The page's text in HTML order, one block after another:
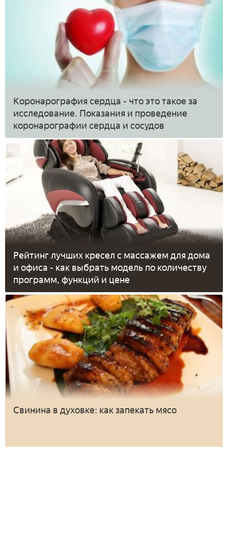
Коронарография сердца - что это такое за
исследование. Показания и проведение
коронарографии сердца и сосудов
Рейтинг лучших кресел с массажем для дома
и офиса - как выбрать модель по количеству
программ, функций и цене
Свинина в духовке: как запекать мясо